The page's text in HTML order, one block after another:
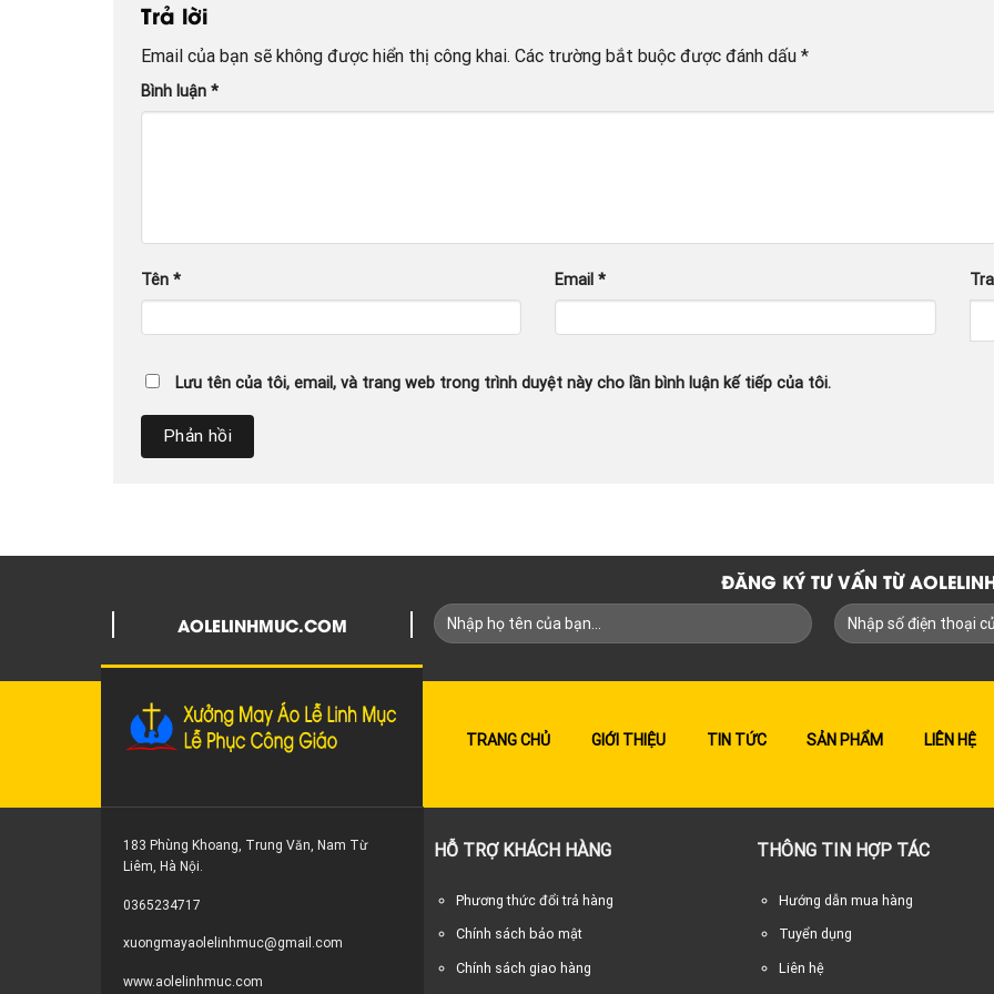
Trả lời
Email của bạn sẽ không được hiển thị công khai. Các trường bắt buộc được đánh dấu *
Bình luận *
Tên * Email*
Lưu tên của tôi, email, và trang web trong trình duyệt này cho lần bình luận kế tiếp của tôi.
AOLELINHMUC.COM
ĐĂNG KÝ TƯ VẤN TỪ
TRANG CHỦ GIỚI THIỆU TIN TỨC SẢN PHẨM LIÊN HỆ
183 Phùng Khoang, Trung Văn, Nam Từ
Liêm, Hà Nội.
0365234717
xuongmayaolelinhmuc@gmail.com
www.aolelinhmuc.com
HỖ TRỢ KHÁCH HÀNG
Phương thức đổi trả hàng
Chính sách bảo mật
Chính sách giao hàng
THÔNG TIN HỢP TÁC
Hướng dẫn mua hàng
Tuyển dụng
Liên hệ